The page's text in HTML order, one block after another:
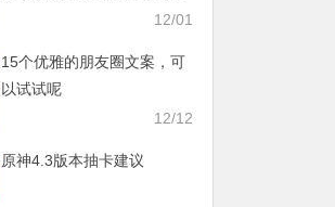
12/01
15个优雅的朋友圈文案，可
以试试呢
12/12
原神4.3版本抽卡建议